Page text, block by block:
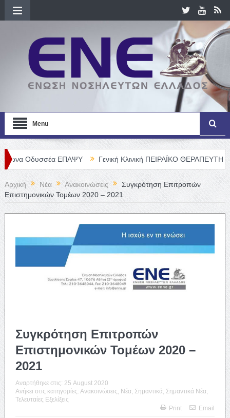
Menu
ΕΠΑΨΥ Γενική Κλινική ΠΕΙΡΑΪΚΟ ΘΕΡΑΠΕΥΤΗΡΙΟ Α. Ε. –
Αρχική Νέα Ανακοινώσεις
Συγκρότηση Επιτροπών
Επιστημονικών Τομέων 2020 – 2021
Συγκρότηση Επιτροπών
Επιστημονικών Τομέων 2020 –
2021
Αναρτήθηκε στις: 25 August 2020
Ανήκει στις κατηγορίες: Ανακοινώσεις Νέα Σημαντικά Σημαντικά Νέα
Τελευταίες Εξελίξεις
Print
Email